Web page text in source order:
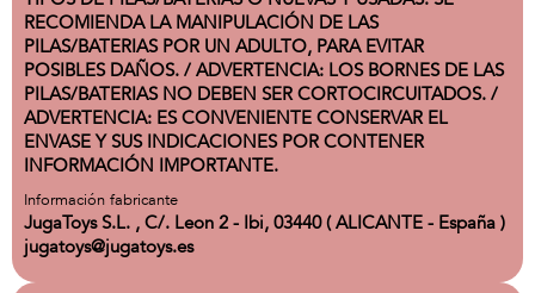
RECOMIENDA LA MANIPULACIÓN DE LAS
PILAS/BATERIAS POR UN ADULTO, PARA EVITAR
POSIBLES DAÑOS. / ADVERTENCIA: LOS BORNES DE LAS
PILAS/BATERIAS NO DEBEN SER CORTOCIRCUITADOS. /
ADVERTENCIA: ES CONVENIENTE CONSERVAR EL
ENVASE Y SUS INDICACIONES POR CONTENER
INFORMACIÓN IMPORTANTE.
Información fabricante
JugaToys S.L. , C/. Leon 2 - Ibi, 03440 ( ALICANTE - España )
jugatoys@jugatoys.es